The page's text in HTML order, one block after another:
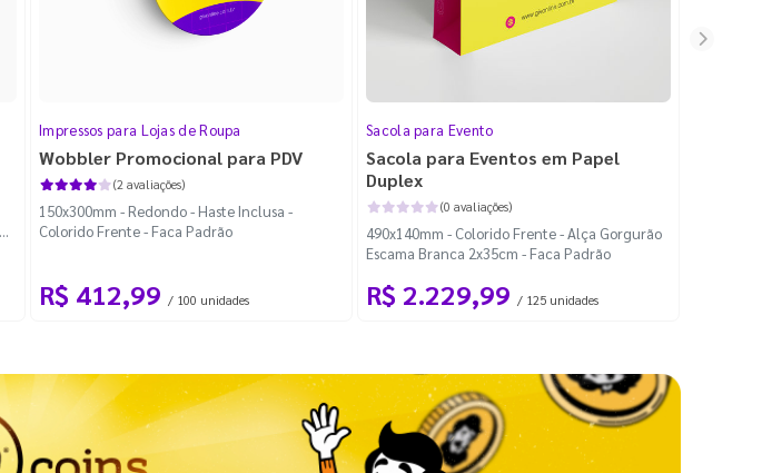
Impressos para Lojas de Roupa
Wobbler Promocional para PDV
(2 avaliações)
150x300mm - Redondo - Haste Inclusa -
Colorido Frente - Faca Padrão
R$ 412,99 / 100 unidades
Sacola para Evento
Sacola para Eventos em Papel
Duplex
(0 avaliações)
490x140mm - Colorido Frente - Alça Gorgurão
Escama Branca 2x35cm - Faca Padrão
R$ 2.229,99 / 125 unidades